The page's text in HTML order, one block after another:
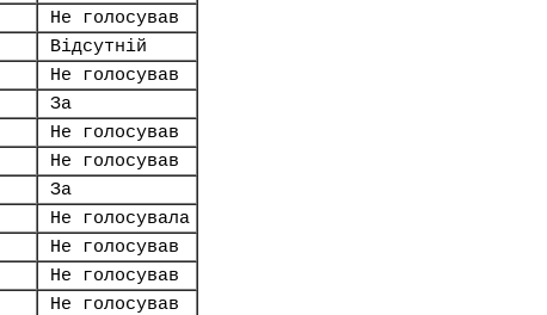
Не голосував
Відсутній
Не голосував
За
Не голосував
Не голосував
За
Не голосувала
Не голосував
Не голосував
Не голосував